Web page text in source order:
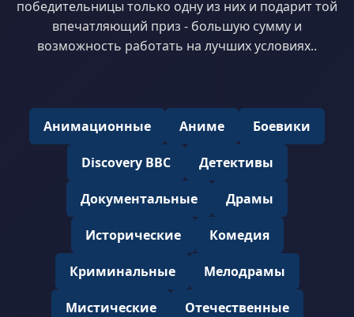
победительницы только одну из них и подарит той
впечатляющий приз - большую сумму и
возможность работать на лучших условиях..
Анимационные Аниме Боевики
Discovery BBC Детективы
Документальные Драмы
Исторические Комедия
Криминальные Мелодрамы
Мистические Отечественные